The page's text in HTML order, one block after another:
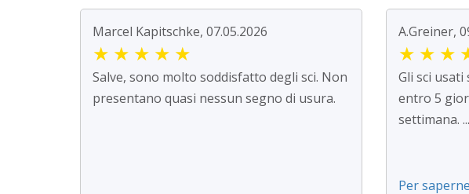
Marcel Kapitschke, 07.05.2026
★ ★ ★ ★ ★
Salve, sono molto soddisfatto degli sci. Non
presentano quasi nessun segno di usura.
A.Greiner,
★ ★ ★
Gli sci
entro 5
settimana. ...
Per